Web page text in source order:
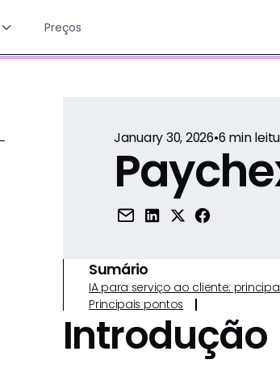
Preços
January 30, 2026•6 min
Sumário
IA para serviço ao cliente:
Principais pontos
Introdução